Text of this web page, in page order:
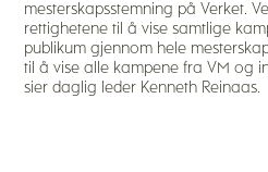
mesterskapsstemning på Verket.
rettighetene til å vise samtlige
publikum gjennom hele
til å vise alle kampene fra VM og
sier daglig leder Kenneth Reinaas.